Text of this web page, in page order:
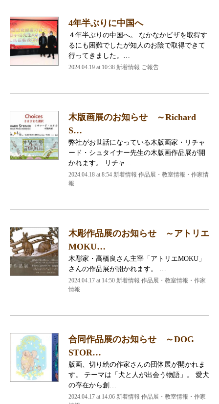
4年半ぶりに中国へ
４年半ぶりの中国へ。 なかなかビザを取得す
るにも困難でしたが知人のお陰で取得できて
行ってきました。…
2024.04.19 at 10:38 新着情報 ご報告
木版画展のお知らせ ～Richard
S…
弊社がお世話になっている木版画家・リチャ
ード・シュタイナー先生の木版画作品展が開
かれます。 リチャ…
2024.04.18 at 8:54 新着情報 作品展・教室情報・作家情
報
木彫作品展のお知らせ ～アトリエ
MOKU…
木彫家・高橋良さん主宰「アトリエMOKU」
さんの作品展が開かれます。 …
2024.04.17 at 14:50 新着情報 作品展・教室情報・作家
情報
合同作品展のお知らせ ～DOG
STOR…
版画、切り絵の作家さんの団体展が開かれま
す。 テーマは「犬と人が出会う物語」。 愛犬
の存在から創…
2024.04.17 at 14:06 新着情報 作品展・教室情報・作家